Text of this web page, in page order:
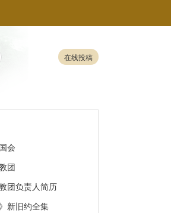
在线投稿
会
团
团负责人简历
新旧约全集